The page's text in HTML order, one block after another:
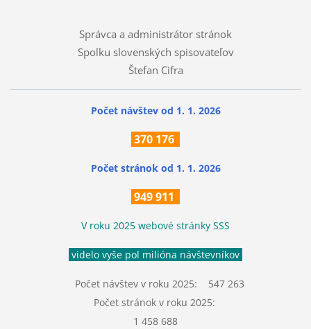
Správca a administrátor stránok
Spolku slovenských spisovateľov
Štefan Cifra
Počet návštev od 1. 1. 2026
370 176
Počet stránok od 1. 1. 2026
949 911
V roku 2025 webové stránky SSS
videlo vyše pol milióna návštevníkov
Počet návštev v roku 2025: 547 263
Počet stránok v roku 2025:
1 458 688